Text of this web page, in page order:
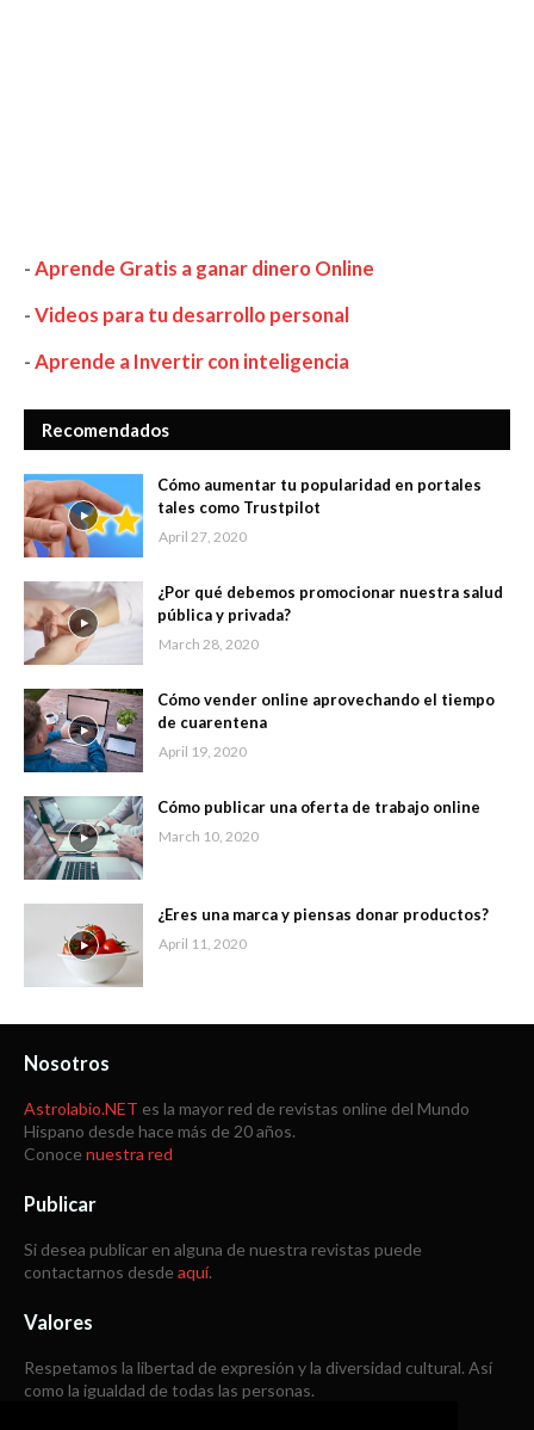
-Aprende Gratis a ganar dinero Online
-Videos para tu desarrollo personal
-Aprende a Invertir con inteligencia
Recomendados
Cómo aumentar tu popularidad en portales
tales como Trustpilot
April 27, 2020
¿Por qué debemos promocionar nuestra salud
pública y privada?
March 28, 2020
Cómo vender online aprovechando el tiempo
de cuarentena
April 19, 2020
Cómo publicar una oferta de trabajo online
March 10, 2020
¿Eres una marca y piensas donar productos?
April 11, 2020
Nosotros
Astrolabio.NET es la mayor red de revistas online del Mundo
Hispano desde hace más de 20 años.
Conoce nuestra red
Publicar
Si desea publicar en alguna de nuestra revistas puede
contactarnos desde aquí.
Valores
Respetamos la libertad de expresión y la diversidad cultural. Así
como la igualdad de todas las personas.